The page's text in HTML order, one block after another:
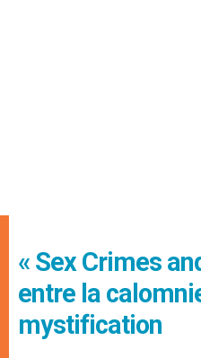
« Sex Crimes
entre la
mystification